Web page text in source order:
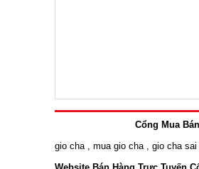
Cổng Mua Bán
gio cha
mua gio cha
gio cha sai